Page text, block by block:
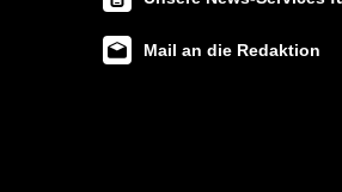
Mail an die Redaktion